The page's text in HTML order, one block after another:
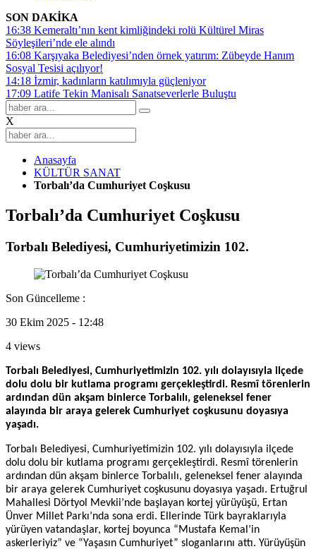
SON DAKİKA
16:38 Kemeraltı’nın kent kimliğindeki rolü Kültürel Miras
Söyleşileri’nde ele alındı
16:08 Karşıyaka Belediyesi’nden örnek yatırım: Zübeyde Hanım
Sosyal Tesisi açılıyor!
14:18 İzmir, kadınların katılımıyla güçleniyor
17:09 Latife Tekin Manisalı Sanatseverlerle Buluştu
X
Anasayfa
KÜLTÜR SANAT
Torbalı’da Cumhuriyet Coşkusu
Torbalı’da Cumhuriyet Coşkusu
Torbalı Belediyesi, Cumhuriyetimizin 102.
Son Güncelleme :
30 Ekim 2025 - 12:48
4 views
Torbalı Belediyesi, Cumhuriyetimizin 102. yılı dolayısıyla ilçede
dolu dolu bir kutlama programı gerçekleştirdi. Resmî törenlerin
ardından dün akşam binlerce Torbalılı, geleneksel fener
alayında bir araya gelerek Cumhuriyet coşkusunu doyasıya
yaşadı.
Torbalı Belediyesi, Cumhuriyetimizin 102. yılı dolayısıyla ilçede
dolu dolu bir kutlama programı gerçekleştirdi. Resmî törenlerin
ardından dün akşam binlerce Torbalılı, geleneksel fener alayında
bir araya gelerek Cumhuriyet coşkusunu doyasıya yaşadı. Ertuğrul
Mahallesi Dörtyol Mevkii’nde başlayan kortej yürüyüşü, Ertan
Ünver Millet Parkı’nda sona erdi. Ellerinde Türk bayraklarıyla
yürüyen vatandaşlar, kortej boyunca “Mustafa Kemal’in
askerleriyiz” ve “Yaşasın Cumhuriyet” sloganlarını attı. Yürüyüşün